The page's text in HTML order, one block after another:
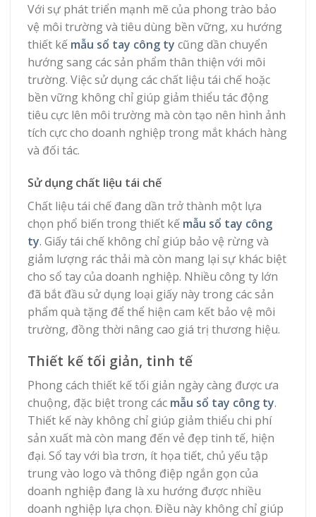
Với sự phát triển mạnh mẽ của phong trào bảo
vệ môi trường và tiêu dùng bền vững, xu hướng
thiết kế mẫu sổ tay công ty cũng dần chuyển
hướng sang các sản phẩm thân thiện với môi
trường. Việc sử dụng các chất liệu tái chế hoặc
bền vững không chỉ giúp giảm thiểu tác động
tiêu cực lên môi trường mà còn tạo nên hình ảnh
tích cực cho doanh nghiệp trong mắt khách hàng
và đối tác.
Sử dụng chất liệu tái chế
Chất liệu tái chế đang dần trở thành một lựa
chọn phổ biến trong thiết kế mẫu sổ tay công
ty. Giấy tái chế không chỉ giúp bảo vệ rừng và
giảm lượng rác thải mà còn mang lại sự khác biệt
cho sổ tay của doanh nghiệp. Nhiều công ty lớn
đã bắt đầu sử dụng loại giấy này trong các sản
phẩm quà tặng để thể hiện cam kết bảo vệ môi
trường, đồng thời nâng cao giá trị thương hiệu.
Thiết kế tối giản, tinh tế
Phong cách thiết kế tối giản ngày càng được ưa
chuộng, đặc biệt trong các mẫu sổ tay công ty.
Thiết kế này không chỉ giúp giảm thiểu chi phí
sản xuất mà còn mang đến vẻ đẹp tinh tế, hiện
đại. Sổ tay với bìa trơn, ít họa tiết, chủ yếu tập
trung vào logo và thông điệp ngắn gọn của
doanh nghiệp đang là xu hướng được nhiều
doanh nghiệp lựa chọn. Điều này không chỉ giúp